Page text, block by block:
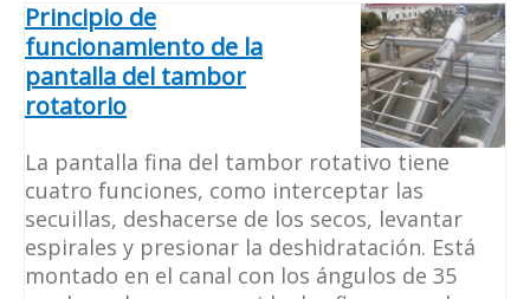
Principio de
funcionamiento de la
pantalla del tambor
rotatorio
La pantalla fina del tambor rotativo tiene
cuatro funciones, como interceptar las
secuillas, deshacerse de los secos, levantar
espirales y presionar la deshidratación. Está
montado en el canal con los ángulos de 35